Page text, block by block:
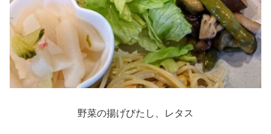
野菜の揚げびたし、レタス